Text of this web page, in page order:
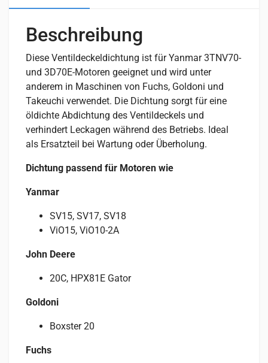
Beschreibung
Diese Ventildeckeldichtung ist für Yanmar 3TNV70-
und 3D70E-Motoren geeignet und wird unter
anderem in Maschinen von Fuchs, Goldoni und
Takeuchi verwendet. Die Dichtung sorgt für eine
öldichte Abdichtung des Ventildeckels und
verhindert Leckagen während des Betriebs. Ideal
als Ersatzteil bei Wartung oder Überholung.
Dichtung passend für Motoren wie
Yanmar
SV15, SV17, SV18
ViO15, ViO10-2A
John Deere
20C, HPX81E Gator
Goldoni
Boxster 20
Fuchs